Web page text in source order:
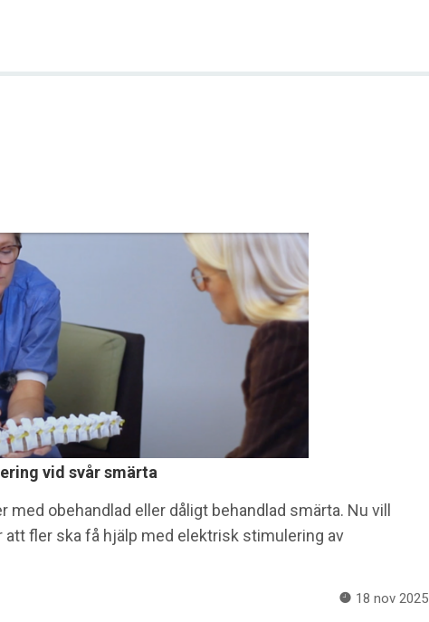
vid svår smärta
med obehandlad eller dåligt behandlad smärta. Nu vill
fler ska få hjälp med elektrisk stimulering av
18 nov 2025